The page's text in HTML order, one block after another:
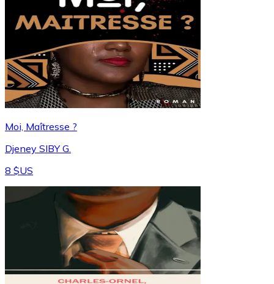
Moi, Maîtresse ?
Djeney SIBY G.
8 $US